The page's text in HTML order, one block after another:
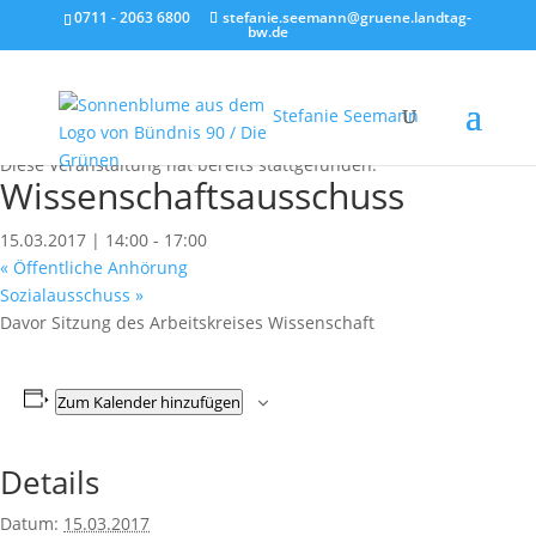
0711 - 2063 6800 stefanie.seemann@gruene.landtag-
bw.de
Stefanie Seemann
« Alle Veranstaltungen
Diese Veranstaltung hat bereits stattgefunden.
Wissenschaftsausschuss
15.03.2017 | 14:00 - 17:00
« Öffentliche Anhörung
Sozialausschuss »
Davor Sitzung des Arbeitskreises Wissenschaft
Zum Kalender hinzufügen
Details
Datum: 15.03.2017